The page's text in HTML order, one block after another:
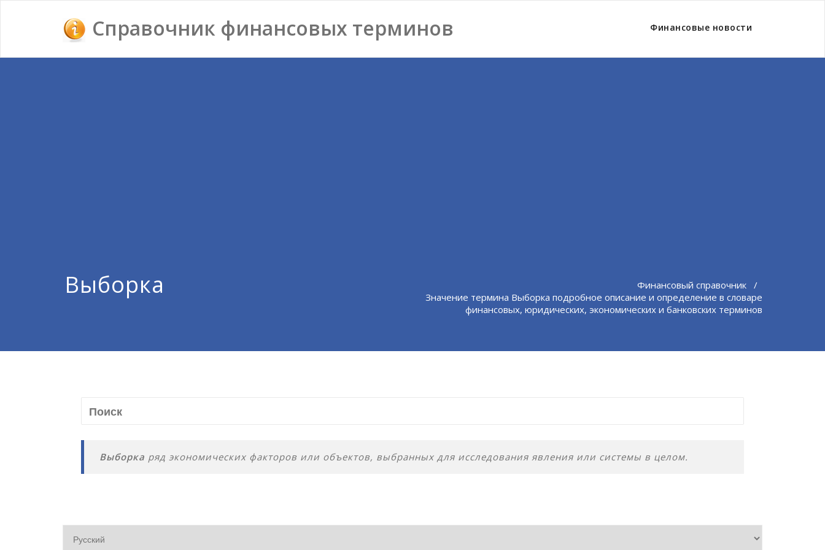
Справочник финансовых терминов Финансовые новости
Выборка Финансовый справочник /
Значение термина Выборка подробное описание и определение в словаре
финансовых, юридических, экономических и банковских терминов
Выборка ряд экономических факторов или объектов, выбранных для исследования явления или системы в целом.